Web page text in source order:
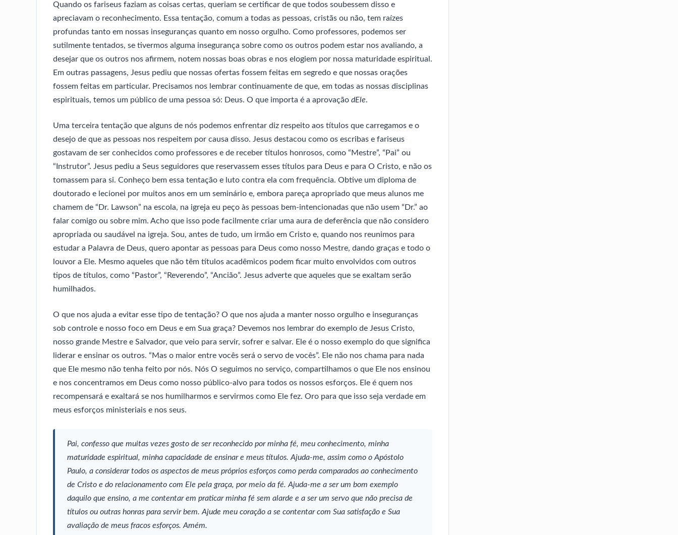
Quando os fariseus faziam as coisas certas, queriam se certificar de que todos soubessem disso e
apreciavam o reconhecimento. Essa tentação, comum a todas as pessoas, cristãs ou não, tem raízes
profundas tanto em nossas inseguranças quanto em nosso orgulho. Como professores, podemos ser
sutilmente tentados, se tivermos alguma insegurança sobre como os outros podem estar nos avaliando, a
desejar que os outros nos afirmem, notem nossas boas obras e nos elogiem por nossa maturidade espiritual.
Em outras passagens, Jesus pediu que nossas ofertas fossem feitas em segredo e que nossas orações
fossem feitas em particular. Precisamos nos lembrar continuamente de que, em todas as nossas disciplinas
espirituais, temos um público de uma pessoa só: Deus. O que importa é a aprovação dEle.
Uma terceira tentação que alguns de nós podemos enfrentar diz respeito aos títulos que carregamos e o
desejo de que as pessoas nos respeitem por causa disso. Jesus destacou como os escribas e fariseus
gostavam de ser conhecidos como professores e de receber títulos honrosos, como “Mestre”, “Pai” ou
“Instrutor”. Jesus pediu a Seus seguidores que reservassem esses títulos para Deus e para O Cristo, e não os
tomassem para si. Conheço bem essa tentação e luto contra ela com frequência. Obtive um diploma de
doutorado e lecionei por muitos anos em um seminário e, embora pareça apropriado que meus alunos me
chamem de “Dr. Lawson” na escola, na igreja eu peço às pessoas bem-intencionadas que não usem “Dr.” ao
falar comigo ou sobre mim. Acho que isso pode facilmente criar uma aura de deferência que não considero
apropriada ou saudável na igreja. Sou, antes de tudo, um irmão em Cristo e, quando nos reunimos para
estudar a Palavra de Deus, quero apontar as pessoas para Deus como nosso Mestre, dando graças e todo o
louvor a Ele. Mesmo aqueles que não têm títulos acadêmicos podem ficar muito envolvidos com outros
tipos de títulos, como “Pastor”, “Reverendo”, “Ancião”. Jesus adverte que aqueles que se exaltam serão
humilhados.
O que nos ajuda a evitar esse tipo de tentação? O que nos ajuda a manter nosso orgulho e inseguranças
sob controle e nosso foco em Deus e em Sua graça? Devemos nos lembrar do exemplo de Jesus Cristo,
nosso grande Mestre e Salvador, que veio para servir, sofrer e salvar. Ele é o nosso exemplo do que significa
liderar e ensinar os outros. “Mas o maior entre vocês será o servo de vocês”. Ele não nos chama para nada
que Ele mesmo não tenha feito por nós. Nós O seguimos no serviço, compartilhamos o que Ele nos ensinou
e nos concentramos em Deus como nosso público-alvo para todos os nossos esforços. Ele é quem nos
recompensará e exaltará se nos humilharmos e servirmos como Ele fez. Oro para que isso seja verdade em
meus esforços ministeriais e nos seus.
Pai, confesso que muitas vezes gosto de ser reconhecido por minha fé, meu conhecimento, minha
maturidade espiritual, minha capacidade de ensinar e meus títulos. Ajuda-me, assim como o Apóstolo
Paulo, a considerar todos os aspectos de meus próprios esforços como perda comparados ao conhecimento
de Cristo e do relacionamento com Ele pela graça, por meio da fé. Ajuda-me a ser um bom exemplo
daquilo que ensino, a me contentar em praticar minha fé sem alarde e a ser um servo que não precisa de
títulos ou outras honras para servir bem. Ajude meu coração a se contentar com Sua satisfação e Sua
avaliação de meus fracos esforços. Amém.